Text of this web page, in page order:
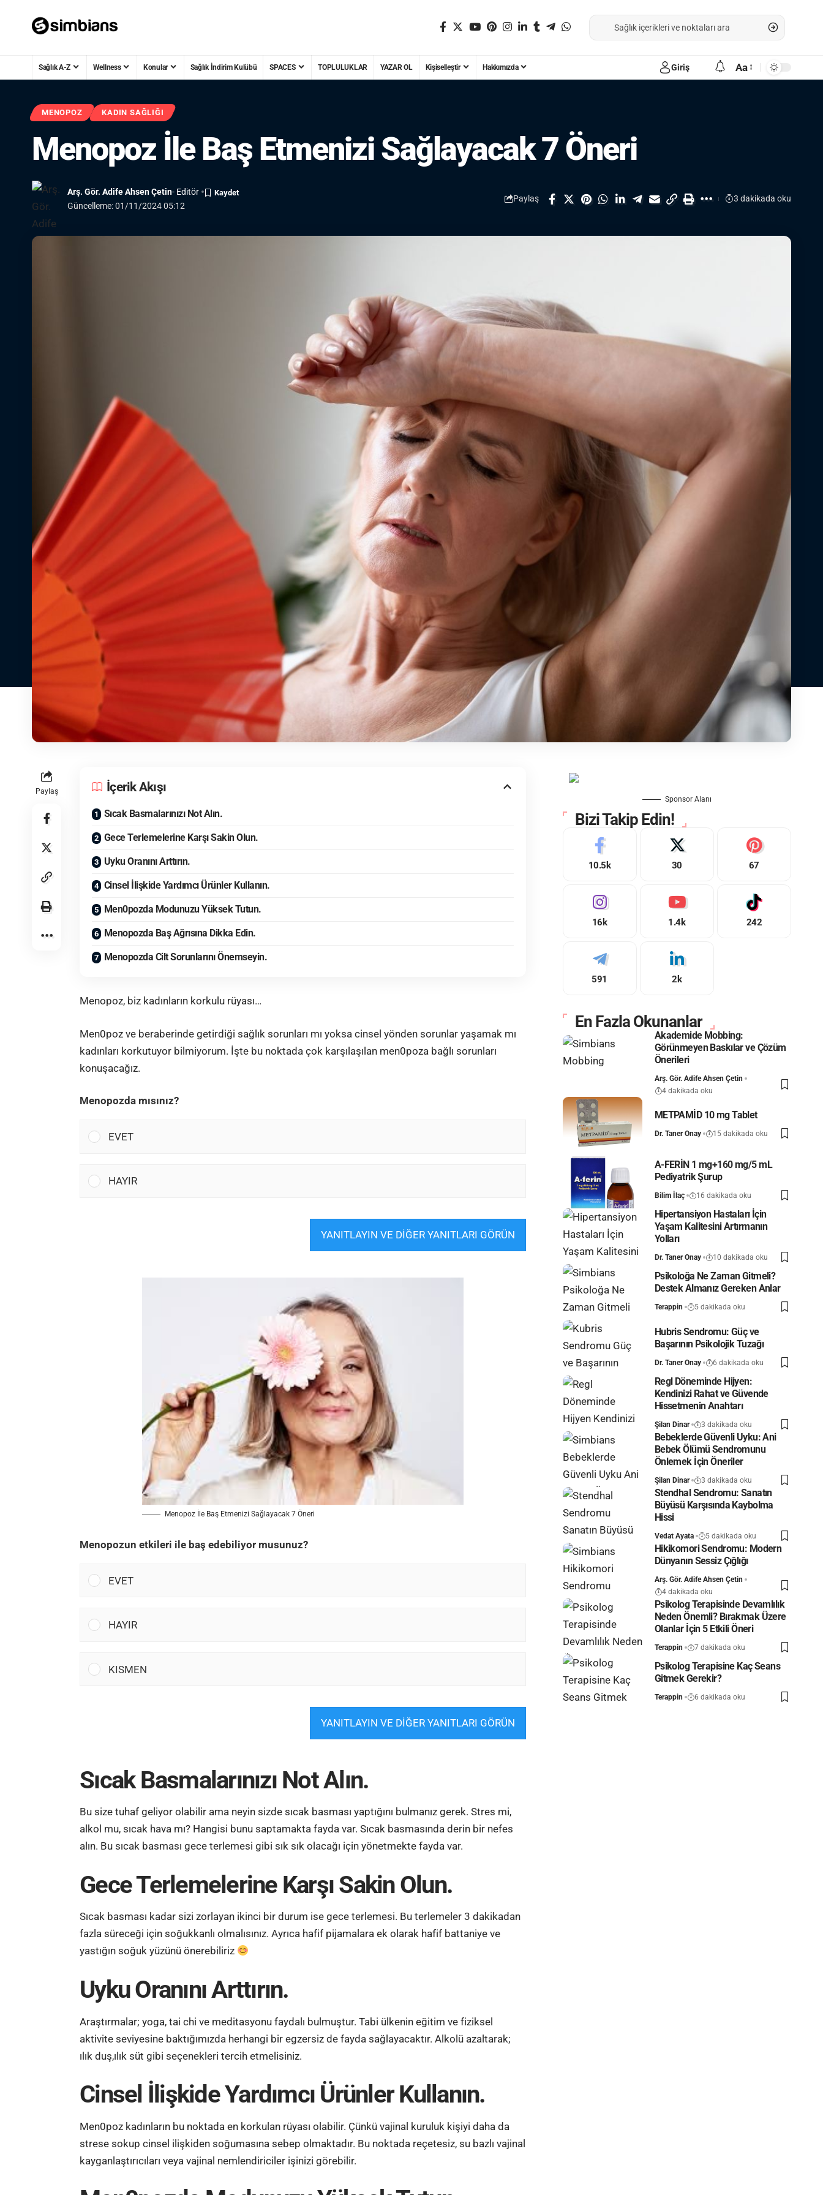
Sağlık A-Z Wellness Konular Sağlık İndirim Kulübü SPACES TOPLULUKLAR YAZAR OL Kişiselleştir Hakkımızda Giriş Aa
MENOPOZ KADIN SAĞLIĞI
Menopoz İle Baş Etmenizi Sağlayacak 7 Öneri
Güncelleme: 01/11/2024 05:12
Arş. Gör. Adife Ahsen Çetin- Editör
Paylaş 3 dakikada oku
Paylaş İçerik Akışı
Sıcak Basmalarınızı Not Alın.
Gece Terlemelerine Karşı Sakin Olun.
Uyku Oranını Arttırın.
Cinsel İlişkide Yardımcı Ürünler Kullanın.
Men0pozda Modunuzu Yüksek Tutun.
Menopozda Baş Ağrısına Dikka Edin.
Menopozda Cilt Sorunlarını Önemseyin.
Menopoz, biz kadınların korkulu rüyası…
Men0poz ve beraberinde getirdiği sağlık sorunları mı yoksa cinsel yönden sorunlar yaşamak mı
kadınları korkutuyor bilmiyorum. İşte bu noktada çok karşılaşılan men0poza bağlı sorunları
konuşacağız.
Menopozda mısınız?
EVET
HAYIR
YANITLAYIN VE DİĞER YANITLARI GÖRÜN
Menopoz İle Baş Etmenizi Sağlayacak 7 Öneri
Menopozun etkileri ile baş edebiliyor musunuz?
EVET
HAYIR
KISMEN
YANITLAYIN VE DİĞER YANITLARI GÖRÜN
Sıcak Basmalarınızı Not Alın.
Bu size tuhaf geliyor olabilir ama neyin sizde sıcak basması yaptığını bulmanız gerek. Stres mi,
alkol mu, sıcak hava mı? Hangisi bunu saptamakta fayda var. Sıcak basmasında derin bir nefes
alın. Bu sıcak basması gece terlemesi gibi sık sık olacağı için yönetmekte fayda var.
Gece Terlemelerine Karşı Sakin Olun.
Sıcak basması kadar sizi zorlayan ikinci bir durum ise gece terlemesi. Bu terlemeler 3 dakikadan
fazla süreceği için soğukkanlı olmalısınız. Ayrıca hafif pijamalara ek olarak hafif battaniye ve
yastığın soğuk yüzünü önerebiliriz
Uyku Oranını Arttırın.
Araştırmalar; yoga, tai chi ve meditasyonu faydalı bulmuştur. Tabi ülkenin eğitim ve fiziksel
aktivite seviyesine baktığımızda herhangi bir egzersiz de fayda sağlayacaktır. Alkolü azaltarak;
ılık duş,ılık süt gibi seçenekleri tercih etmelisiniz.
Cinsel İlişkide Yardımcı Ürünler Kullanın.
Men0poz kadınların bu noktada en korkulan rüyası olabilir. Çünkü vajinal kuruluk kişiyi daha da
strese sokup cinsel ilişkiden soğumasına sebep olmaktadır. Bu noktada reçetesiz, su bazlı vajinal
kayganlaştırıcıları veya vajinal nemlendiriciler işinizi görebilir.
Sponsor Alanı
Bizi Takip Edin!
10.5k 30 67
16k 1.4k 242
591 2k
En Fazla Okunanlar
Akademide Mobbing:
Görünmeyen Baskılar ve Çözüm
Önerileri
Arş. Gör. Adife Ahsen Çetin
4 dakikada oku
METPAMİD 10 mg Tablet
Dr. Taner Onay 15 dakikada oku
A-FERİN 1 mg+160 mg/5 mL
Pediyatrik Şurup
Bilim İlaç 16 dakikada oku
Hipertansiyon Hastaları İçin
Yaşam Kalitesini Artırmanın
Yolları
Dr. Taner Onay 10 dakikada oku
Psikoloğa Ne Zaman Gitmeli?
Destek Almanız Gereken Anlar
Terappin 5 dakikada oku
Hubris Sendromu: Güç ve
Başarının Psikolojik Tuzağı
Dr. Taner Onay 6 dakikada oku
Regl Döneminde Hijyen:
Kendinizi Rahat ve Güvende
Hissetmenin Anahtarı
Şilan Dinar 3 dakikada oku
Bebeklerde Güvenli Uyku: Ani
Bebek Ölümü Sendromunu
Önlemek İçin Öneriler
Şilan Dinar 3 dakikada oku
Stendhal Sendromu: Sanatın
Büyüsü Karşısında Kaybolma
Hissi
Vedat Ayata 5 dakikada oku
Hikikomori Sendromu: Modern
Dünyanın Sessiz Çığlığı
Arş. Gör. Adife Ahsen Çetin
4 dakikada oku
Psikolog Terapisinde Devamlılık
Neden Önemli? Bırakmak Üzere
Olanlar İçin 5 Etkili Öneri
Terappin 7 dakikada oku
Psikolog Terapisine Kaç Seans
Gitmek Gerekir?
Terappin 6 dakikada oku